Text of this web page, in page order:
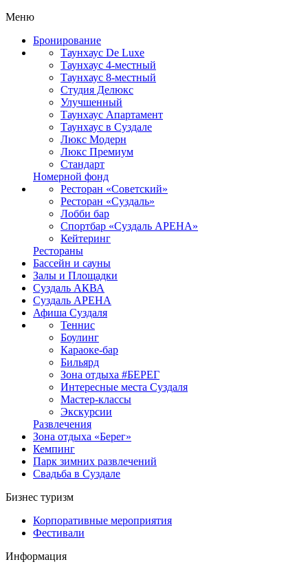
Меню
Бронирование
Таунхаус De Luxe
Таунхаус 4-местный
Таунхаус 8-местный
Студия Делюкс
Улучшенный
Таунхаус Апартамент
Таунхаус в Суздале
Люкс Модерн
Люкс Премиум
Стандарт
Номерной фонд
Ресторан «Советский»
Ресторан «Суздаль»
Лобби бар
Спортбар «Суздаль АРЕНА»
Кейтеринг
Рестораны
Бассейн и сауны
Залы и Площадки
Суздаль АКВА
Суздаль АРЕНА
Афиша Суздаля
Теннис
Боулинг
Караоке-бар
Бильярд
Зона отдыха #БЕРЕГ
Интересные места Суздаля
Мастер-классы
Экскурсии
Развлечения
Зона отдыха «Берег»
Кемпинг
Парк зимних развлечений
Свадьба в Суздале
Бизнес туризм
Корпоративные мероприятия
Фестивали
Информация